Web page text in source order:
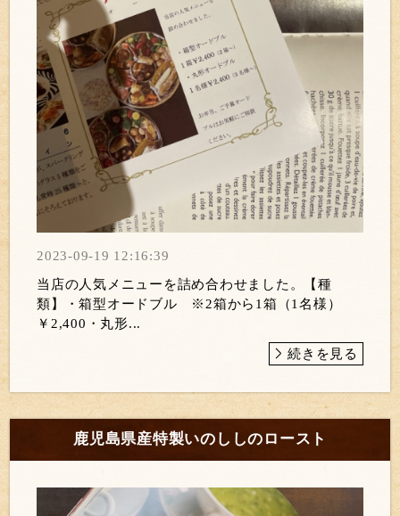
2023-09-19 12:16:39
当店の人気メニューを詰め合わせました。【種
類】・箱型オードブル ※2箱から1箱（1名様）
￥2,400・丸形...
続きを見る
鹿児島県産特製いのししのロースト